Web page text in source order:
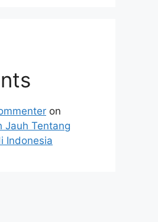
on
Jauh Tentang
Indonesia